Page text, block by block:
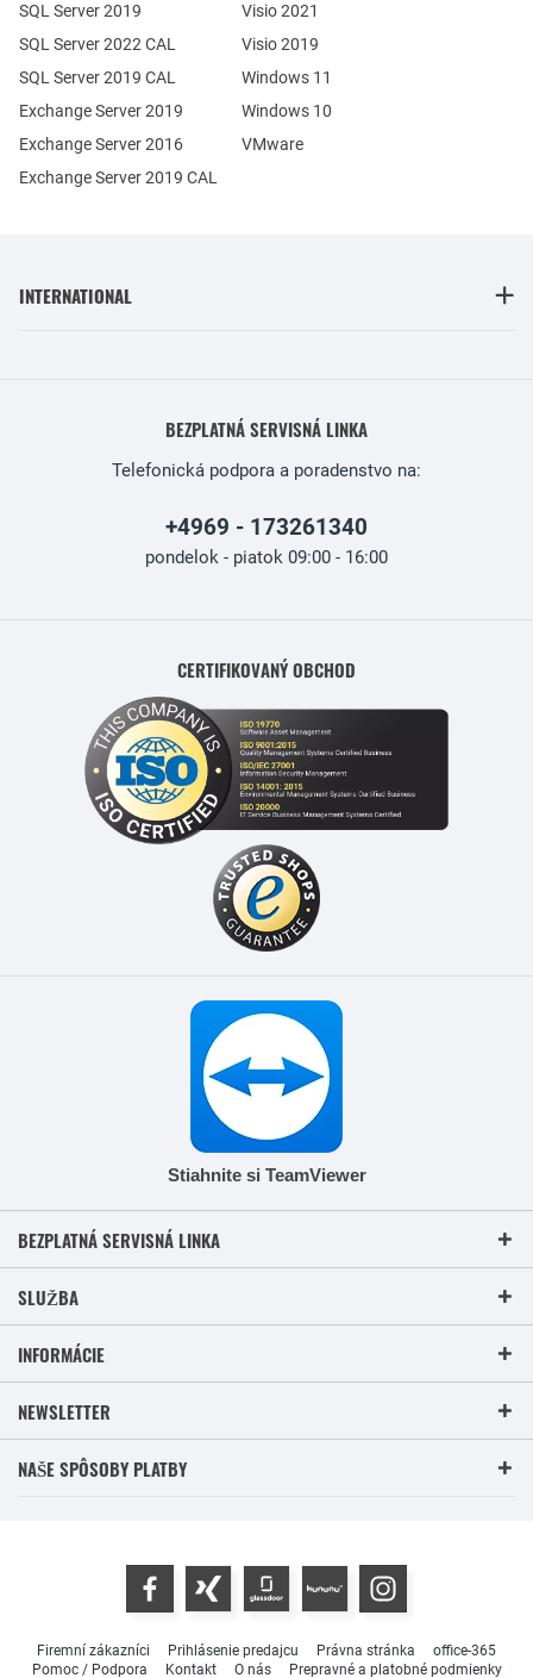
Exchange Server 2019
Exchange Server 2016
SQL Server 2019
SQL Server 2022 CAL
SQL Server 2019 CAL
Exchange Server 2019 CAL
Visio 2021
Visio 2019
Windows 11
Windows 10
VMware
INTERNATIONAL
BEZPLATNÁ SERVISNÁ LINKA
Telefonická podpora a poradenstvo na:
+4969 - 173261340
pondelok - piatok 09:00 - 16:00
CERTIFIKOVANÝ OBCHOD
Stiahnite si TeamViewer
BEZPLATNÁ SERVISNÁ LINKA
SLUŽBA
INFORMÁCIE
NEWSLETTER
NAŠE SPÔSOBY PLATBY
Firemní zákazníci Prihlásenie predajcu Právna stránka
office-365
Pomoc / Podpora
Kontakt O nás Prepravné a platobné podmienky